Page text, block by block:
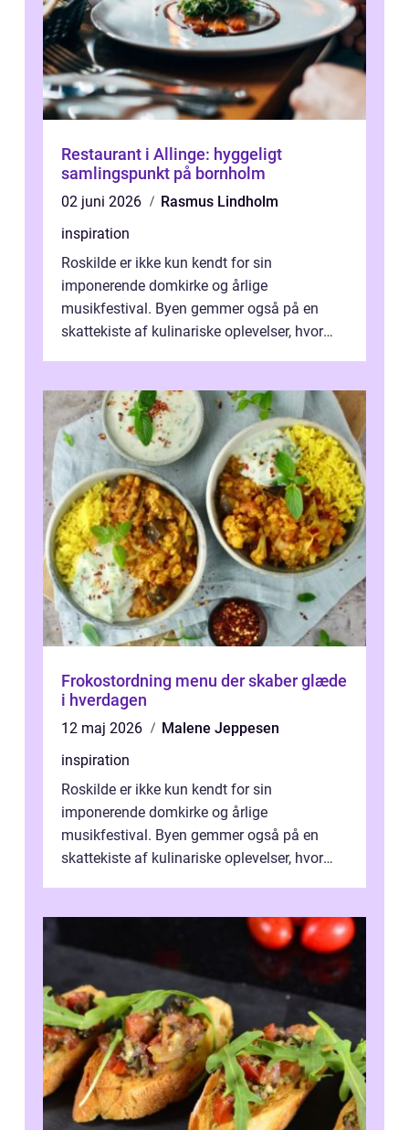
Restaurant i Allinge: hyggeligt
samlingspunkt på bornholm
02 juni 2026
Rasmus Lindholm
inspiration
Roskilde er ikke kun kendt for sin
imponerende domkirke og årlige
musikfestival. Byen gemmer også på en
skattekiste af kulinariske oplevelser, hvor
Frokostordning menu der skaber glæde
i hverdagen
12 maj 2026
Malene Jeppesen
inspiration
Roskilde er ikke kun kendt for sin
imponerende domkirke og årlige
musikfestival. Byen gemmer også på en
skattekiste af kulinariske oplevelser, hvor